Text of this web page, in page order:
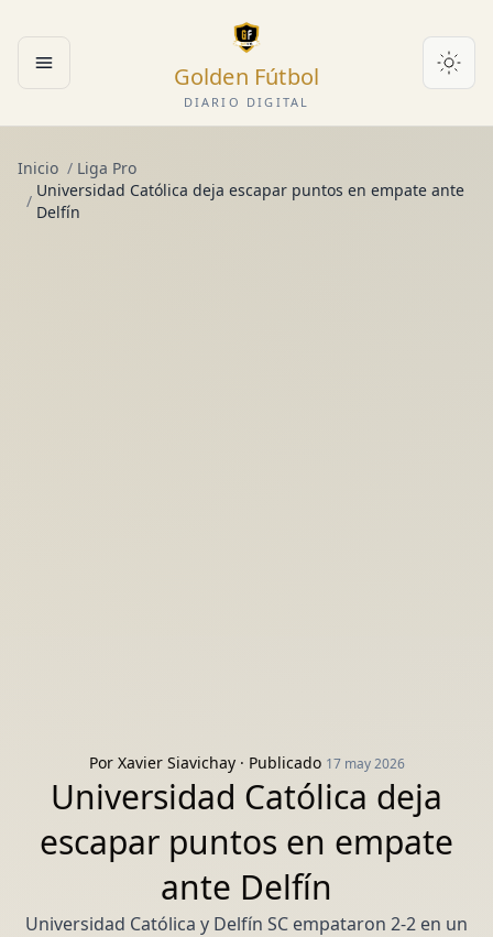
Abrir menú Golden Fútbol
DIARIO DIGITAL
Inicio / Liga Pro
/
Universidad Católica deja escapar puntos en empate ante
Delfín
Por Xavier Siavichay· Publicado 17 may 2026
Universidad Católica deja
escapar puntos en empate
ante Delfín
Universidad Católica y Delfín SC empataron 2-2 en un